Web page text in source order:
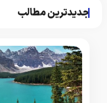
جدیدترین مطالب